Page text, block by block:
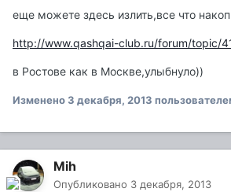
еще можете здесь излить,все что
http://www.qashqai-club.ru/forum/topic/
в Ростове как в Москве,улыбнуло))
Изменено3 декабря, 2013
Mih
Опубликовано 3 декабря, 2013